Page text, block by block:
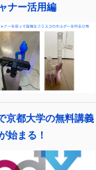
ナー活用編
京都大学の無料講義
始まる！